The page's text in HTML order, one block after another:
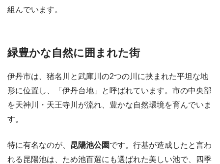
組んでいます。
緑豊かな自然に囲まれた街
伊丹市は、猪名川と武庫川の2つの川に挟まれた平坦な地
形に位置し、「伊丹台地」と呼ばれています。市の中央部
を天神川・天王寺川が流れ、豊かな自然環境を育んでいま
す。
特に有名なのが、 昆陽池公園です。行基が造成したと言わ
れる昆陽池は、ため池百選にも選ばれた美しい池で、四季